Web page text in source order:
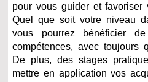
pour vous guider et favoriser
Quel que soit votre niveau
vous pourrez bénéficier
compétences, avec toujours
De plus, des stages
mettre en application vos